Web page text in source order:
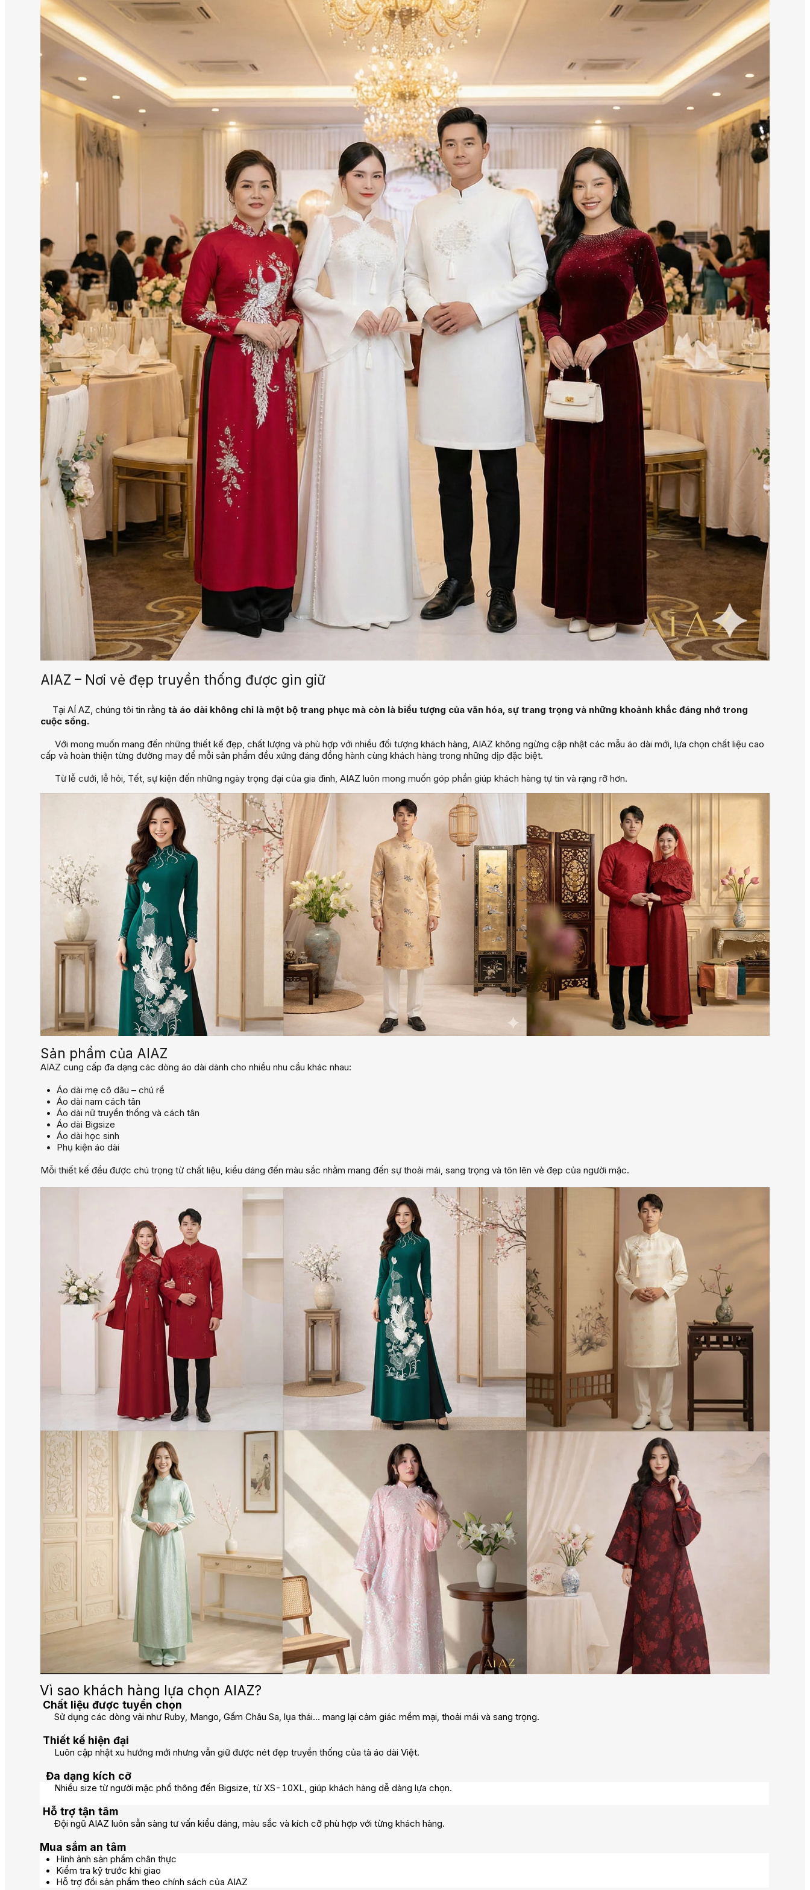
AIAZ – Nơi vẻ đẹp truyền thống được gìn giữ
Tại AÍ AZ, chúng tôi tin rằng tà áo dài không chỉ là một bộ trang phục mà còn là biểu tượng của văn hóa, sự trang trọng và những khoảnh khắc đáng nhớ trong
cuộc sống.
Với mong muốn mang đến những thiết kế đẹp, chất lượng và phù hợp với nhiều đối tượng khách hàng, AIAZ không ngừng cập nhật các mẫu áo dài mới, lựa chọn chất liệu cao
cấp và hoàn thiện từng đường may để mỗi sản phẩm đều xứng đáng đồng hành cùng khách hàng trong những dịp đặc biệt.
Từ lễ cưới, lễ hỏi, Tết, sự kiện đến những ngày trọng đại của gia đình, AIAZ luôn mong muốn góp phần giúp khách hàng tự tin và rạng rỡ hơn.
Sản phẩm của AIAZ
AIAZ cung cấp đa dạng các dòng áo dài dành cho nhiều nhu cầu khác nhau:
Áo dài mẹ cô dâu – chú rể
Áo dài nam cách tân
Áo dài nữ truyền thống và cách tân
Áo dài Bigsize
Áo dài học sinh
Phụ kiện áo dài
Mỗi thiết kế đều được chú trọng từ chất liệu, kiểu dáng đến màu sắc nhằm mang đến sự thoải mái, sang trọng và tôn lên vẻ đẹp của người mặc.
Vì sao khách hàng lựa chọn AIAZ?
Chất liệu được tuyển chọn
Sử dụng các dòng vải như Ruby, Mango, Gấm Châu Sa, lụa thái... mang lại cảm giác mềm mại, thoải mái và sang trọng.
Thiết kế hiện đại
Luôn cập nhật xu hướng mới nhưng vẫn giữ được nét đẹp truyền thống của tà áo dài Việt.
Đa dạng kích cỡ
Nhiều size từ người mặc phổ thông đến Bigsize, từ XS-10XL, giúp khách hàng dễ dàng lựa chọn.
Hỗ trợ tận tâm
Đội ngũ AIAZ luôn sẵn sàng tư vấn kiểu dáng, màu sắc và kích cỡ phù hợp với từng khách hàng.
Mua sắm an tâm
Hình ảnh sản phẩm chân thực
Kiểm tra kỹ trước khi giao
Hỗ trợ đổi sản phẩm theo chính sách của AIAZ